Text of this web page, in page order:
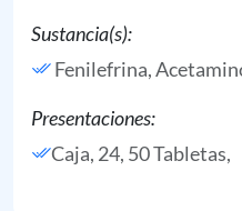
Sustancia(s):
Fenilefrina,
Presentaciones:
Caja, 24, 50 Tabletas,